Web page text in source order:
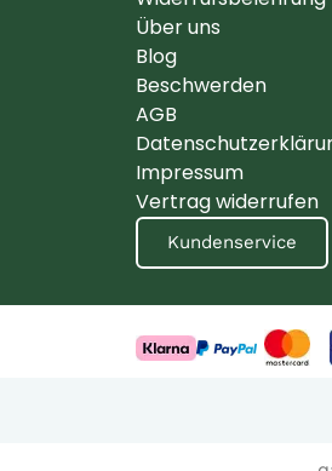
Über uns
Blog
Beschwerden
AGB
Impressum
Vertrag widerrufen
Kundenservice